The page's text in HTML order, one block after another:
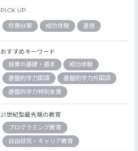
PICK UP
校務分掌 成功体験 道徳
おすすめキーワード
授業の基礎・基本
成功体験
基盤的学力国語
基盤的学力外国語
基盤的学力特別支援
21世紀型最先端の教育
プログラミング教育
自由研究・キャリア教育